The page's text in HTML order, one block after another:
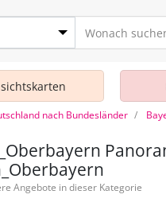
nach Bundesländer
Angebote in dieser Kategorie